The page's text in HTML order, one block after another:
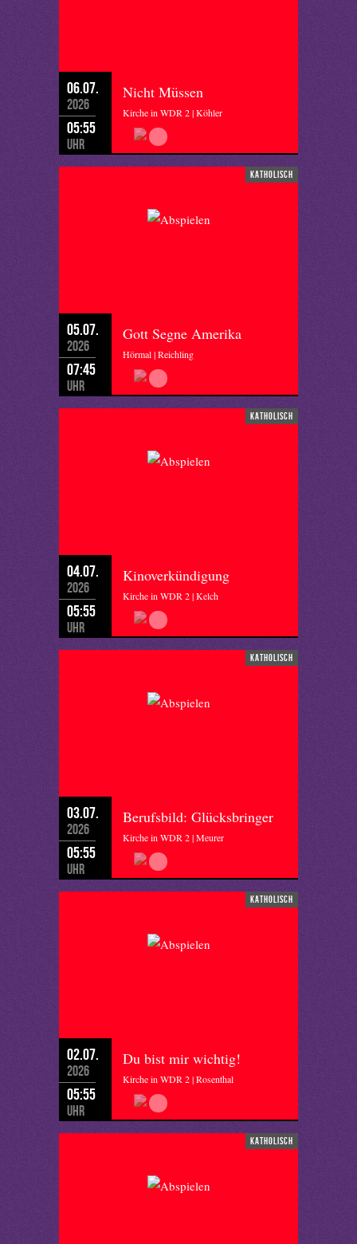
06.07.
2026
05:55
Uhr
Nicht Müssen
Kirche in WDR 2 | Köhler
katholisch
05.07.
2026
07:45
Uhr
Gott Segne Amerika
Hörmal | Reichling
katholisch
04.07.
2026
05:55
Uhr
Kinoverkündigung
Kirche in WDR 2 | Kelch
katholisch
03.07.
2026
05:55
Uhr
Berufsbild: Glücksbringer
Kirche in WDR 2 | Meurer
katholisch
02.07.
2026
05:55
Uhr
Du bist mir wichtig!
Kirche in WDR 2 | Rosenthal
katholisch